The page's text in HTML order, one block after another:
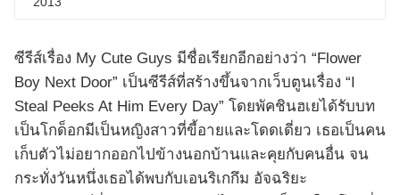
ซีรีส์เรื่อง My Cute Guys มีชื่อเรียกอีกอย่างว่า “Flower
Boy Next Door” เป็นซีรีส์ที่สร้างขึ้นจากเว็บตูนเรื่อง “I
Steal Peeks At Him Every Day” โดยพัคชินฮเยได้รับบท
เป็นโกด็อกมีเป็นหญิงสาวที่ขี้อายและโดดเดี่ยว เธอเป็นคน
เก็บตัวไม่อยากออกไปข้างนอกบ้านและคุยกับคนอื่น จน
กระทั่งวันหนึ่งเธอได้พบกับเอนริเกกึม อัจฉริยะ